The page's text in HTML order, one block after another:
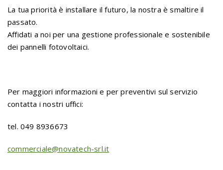
La tua priorità è installare il futuro, la nostra è smaltire il
passato.
Affidati a noi per una gestione professionale e sostenibile
dei pannelli fotovoltaici.
Per maggiori informazioni e per preventivi sul servizio
contatta i nostri uffici:
tel. 049 8936673
commerciale@novatech-srl.it